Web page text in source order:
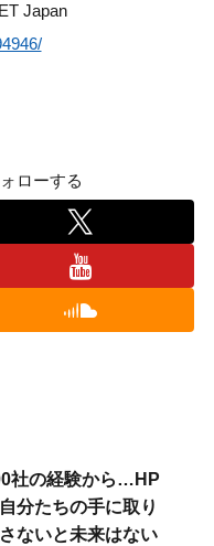
Japan
ローする
社の経験から…HP
分たちの手に取り
ないと未来はない